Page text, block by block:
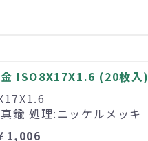
ISO8X17X1.6 (20枚入)
鍮 処理:ニッケルメッキ
1,006